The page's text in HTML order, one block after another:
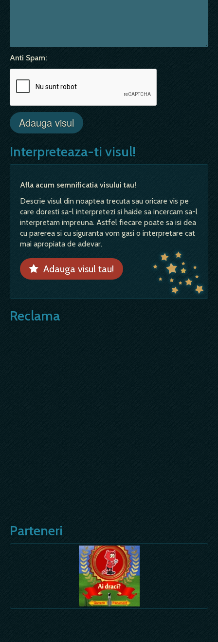
Anti Spam:
Interpreteaza-ti visul!
Afla acum semnificatia visului tau!
Descrie visul din noaptea trecuta sau oricare vis pe
care doresti sa-l interpretezi si haide sa incercam sa-l
interpretam impreuna. Astfel fiecare poate sa isi dea
cu parerea si cu siguranta vom gasi o interpretare cat
mai apropiata de adevar.
Adauga visul tau!
Reclama
Parteneri